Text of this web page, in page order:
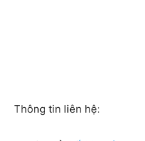
Thông tin liên hệ: